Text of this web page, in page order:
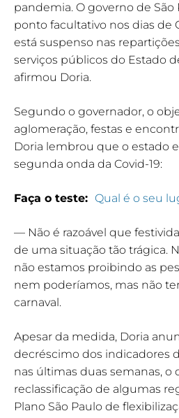
pandemia. O governo de São
ponto facultativo nos dias de
está suspenso nas
serviços públicos do Estado
afirmou Doria.
Segundo o governador, o
aglomeração, festas e
Doria lembrou que o estado
segunda onda da Covid-19:
Faça o teste: Qual é o seu
— Não é razoável que
de uma situação tão trágica.
não estamos proibindo as
nem poderíamos, mas não
carnaval.
Apesar da medida, Doria
decréscimo dos indicadores
nas últimas duas semanas, o
reclassificação de algumas
Plano São Paulo de